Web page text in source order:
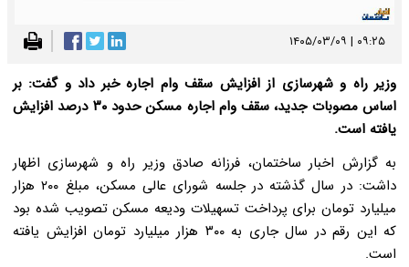
۰۹:۲۵ | ۱۴۰۵/۰۳/۰۹
وزیر راه و شهرسازی از افزایش سقف وام اجاره خبر داد و گفت: بر
اساس مصوبات جدید، سقف وام اجاره مسکن حدود ۳۰ درصد افزایش
یافته است.
به گزارش اخبار ساختمان، فرزانه صادق وزیر راه و شهرسازی اظهار
داشت: در سال گذشته در جلسه شورای عالی مسکن، مبلغ ۲۰۰ هزار
میلیارد تومان برای پرداخت تسهیلات ودیعه مسکن تصویب شده بود
که این رقم در سال جاری به ۳۰۰ هزار میلیارد تومان افزایش یافته
است.